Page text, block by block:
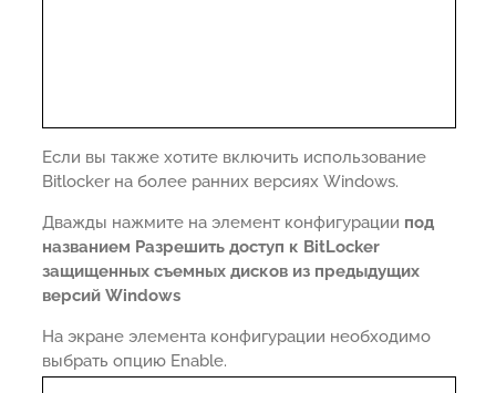
Если вы также хотите включить использование
Bitlocker на более ранних версиях Windows.
Дважды нажмите на элемент конфигурации под
названием Разрешить доступ к BitLocker
защищенных съемных дисков из предыдущих
версий Windows
На экране элемента конфигурации необходимо
выбрать опцию Enable.